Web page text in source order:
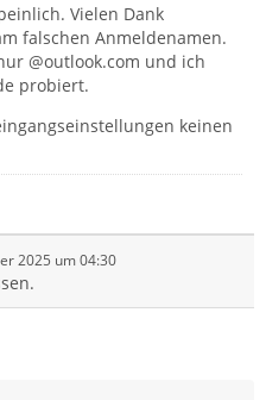
Vielen Dank
falschen Anmeldenamen.
@outlook.com und ich
probiert.
keinen
2025 um 04:30